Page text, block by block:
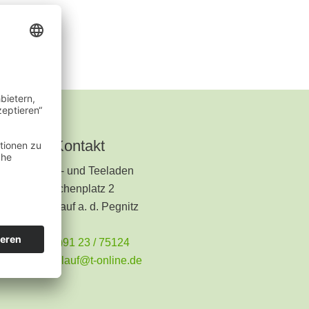
Kontakt
Kräuter- und Teeladen
Kirchenplatz 2
91207 Lauf a. d. Pegnitz
+49 (0)91 23 / 75124
teeladen.lauf@t-online.de